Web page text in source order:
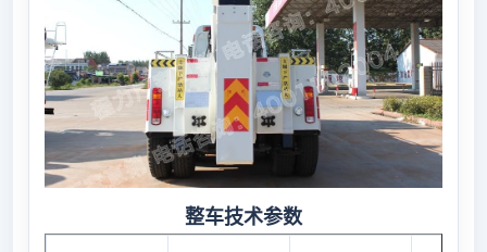
整车技术参数